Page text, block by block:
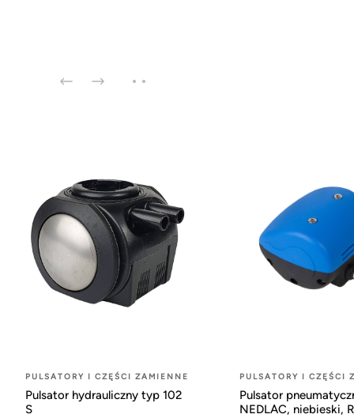
PULSATORY I CZĘŚCI ZAMIENNE
Pulsator hydrauliczny typ 102
S
PULSATORY I CZĘŚCI
Pulsator
NEDLAC, niebieski,